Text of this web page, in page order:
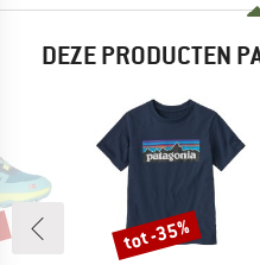
DEZE PRODUCTEN
Korting
tot -35%